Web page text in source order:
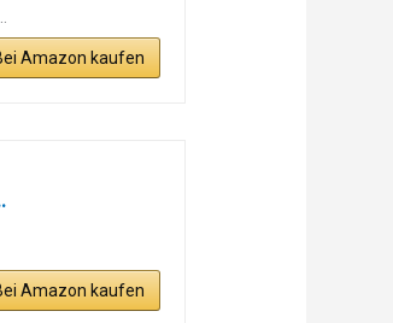
Amazon kaufen
Amazon kaufen